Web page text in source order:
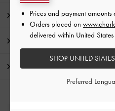
Detalles de los artículos e
Envío y Devoluciones
Prices and payment
Orders placed on
delivered within United
SHOP UNITED
Preferred